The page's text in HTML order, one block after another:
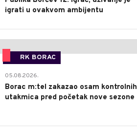
igrati u ovakvom ambijentu
RK BORAC
05.08.2026.
Borac m:tel zakazao osam kontrolnih
utakmica pred početak nove sezone